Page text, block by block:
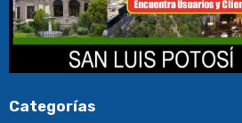
Categorías